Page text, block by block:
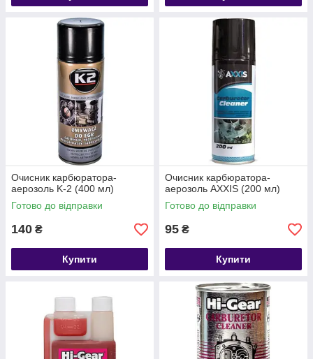
Очисник карбюратора-
аерозоль K-2 (400 мл)
Готово до відправки
140 ₴
Купити
Очисник карбюратора-
аерозоль AXXIS (200 мл)
Готово до відправки
95 ₴
Купити